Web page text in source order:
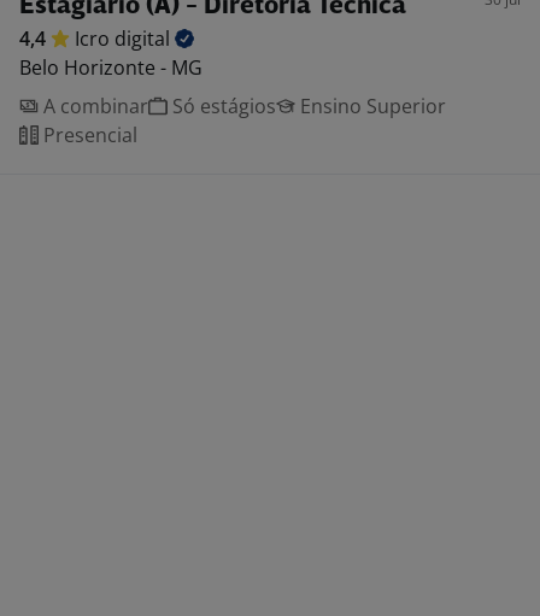
Estagiário (A) - Diretoria Técnica
4,4 Icro digital
Belo Horizonte - MG
A combinar
Só estágios
Ensino Superior
Presencial